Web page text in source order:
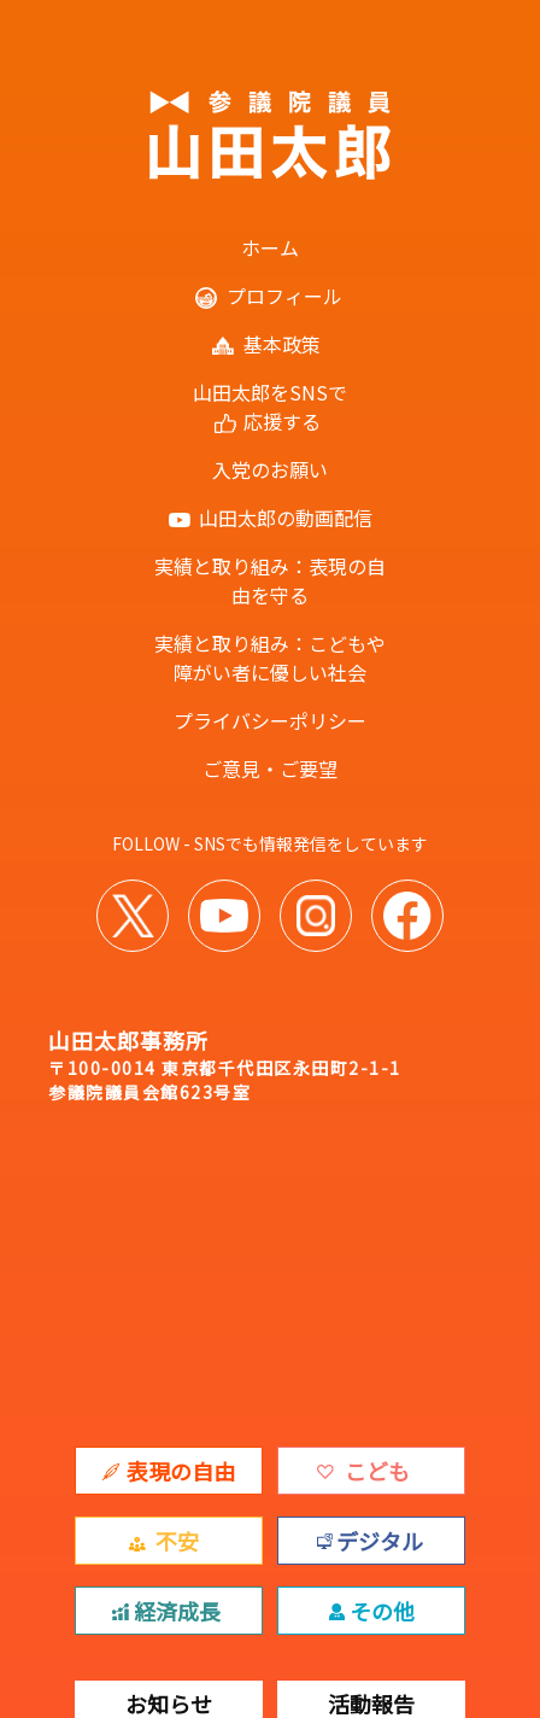
ホーム
プロフィール
基本政策
山田太郎をSNSで
応援する
入党のお願い
山田太郎の動画配信
実績と取り組み：表現の自
由を守る
実績と取り組み：こどもや
障がい者に優しい社会
プライバシーポリシー
ご意見・ご要望
FOLLOW - SNSでも情報発信をしています
山田太郎事務所
〒100-0014 東京都千代田区永田町2-1-1
参議院議員会館623号室
表現の自由 こども
不安 デジタル
経済成長 その他
お知らせ 活動報告